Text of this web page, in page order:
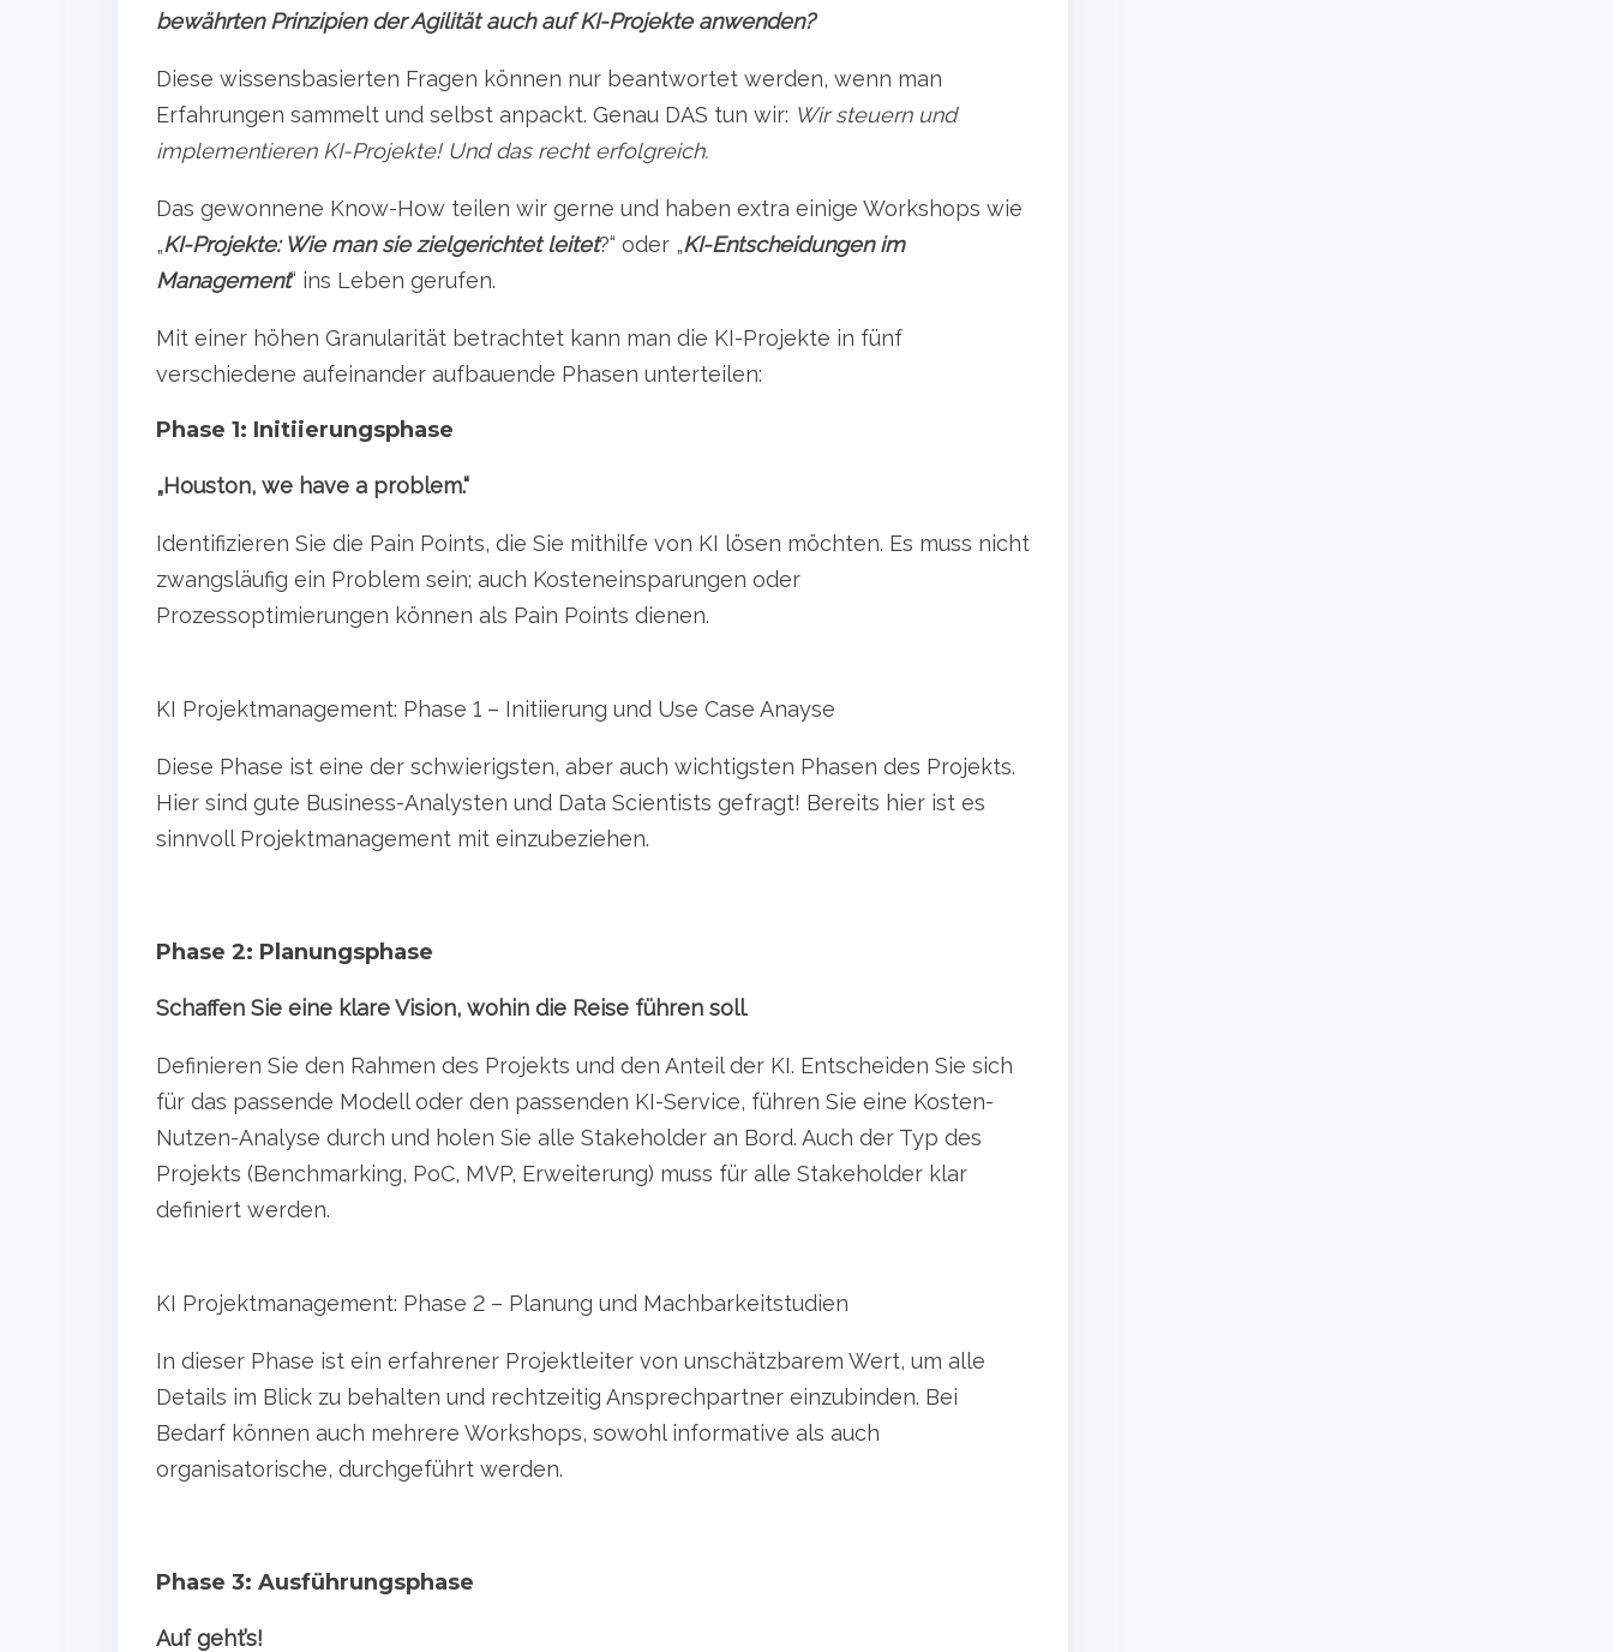
o
:
bewährten Prinzipien der Agilität auch auf KI-Projekte anwenden?
Diese wissensbasierten Fragen können nur beantwortet werden, wenn man
Erfahrungen sammelt und selbst anpackt. Genau DAS tun wir: Wir steuern und
implementieren KI-Projekte! Und das recht erfolgreich.
Das gewonnene Know-How teilen wir gerne und haben extra einige Workshops wie
„KI-Projekte: Wie man sie zielgerichtet leitet?“ oder „KI-Entscheidungen im
Management“ ins Leben gerufen.
Mit einer höhen Granularität betrachtet kann man die KI-Projekte in fünf
verschiedene aufeinander aufbauende Phasen unterteilen:
Phase 1: Initiierungsphase
„Houston, we have a problem.“
Identifizieren Sie die Pain Points, die Sie mithilfe von KI lösen möchten. Es muss nicht
zwangsläufig ein Problem sein; auch Kosteneinsparungen oder
Prozessoptimierungen können als Pain Points dienen.
KI Projektmanagement: Phase 1 – Initiierung und Use Case Anayse
Diese Phase ist eine der schwierigsten, aber auch wichtigsten Phasen des Projekts.
Hier sind gute Business-Analysten und Data Scientists gefragt! Bereits hier ist es
sinnvoll Projektmanagement mit einzubeziehen.
Phase 2: Planungsphase
Schaffen Sie eine klare Vision, wohin die Reise führen soll.
Definieren Sie den Rahmen des Projekts und den Anteil der KI. Entscheiden Sie sich
für das passende Modell oder den passenden KI-Service, führen Sie eine Kosten-
Nutzen-Analyse durch und holen Sie alle Stakeholder an Bord. Auch der Typ des
Projekts (Benchmarking, PoC, MVP, Erweiterung) muss für alle Stakeholder klar
definiert werden.
KI Projektmanagement: Phase 2 – Planung und Machbarkeitstudien
In dieser Phase ist ein erfahrener Projektleiter von unschätzbarem Wert, um alle
Details im Blick zu behalten und rechtzeitig Ansprechpartner einzubinden. Bei
Bedarf können auch mehrere Workshops, sowohl informative als auch
organisatorische, durchgeführt werden.
Phase 3: Ausführungsphase
Auf geht’s!